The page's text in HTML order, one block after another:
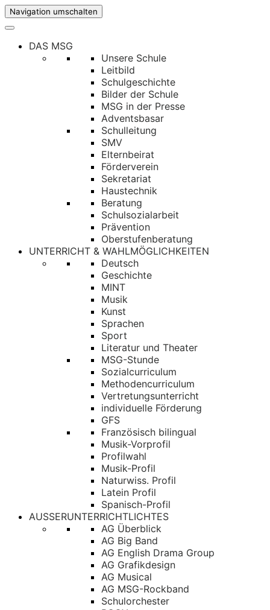
Navigation umschalten
DAS MSG
Unsere Schule
Leitbild
Schulgeschichte
Bilder der Schule
MSG in der Presse
Adventsbasar
Schulleitung
SMV
Elternbeirat
Förderverein
Sekretariat
Haustechnik
Beratung
Schulsozialarbeit
Prävention
Oberstufenberatung
UNTERRICHT & WAHLMÖGLICHKEITEN
Deutsch
Geschichte
MINT
Musik
Kunst
Sprachen
Sport
Literatur und Theater
MSG-Stunde
Sozialcurriculum
Methodencurriculum
Vertretungsunterricht
individuelle Förderung
GFS
Französisch bilingual
Musik-Vorprofil
Profilwahl
Musik-Profil
Naturwiss. Profil
Latein Profil
Spanisch-Profil
AUSSERUNTERRICHTLICHTES
AG Überblick
AG Big Band
AG English Drama Group
AG Grafikdesign
AG Musical
AG MSG-Rockband
Schulorchester